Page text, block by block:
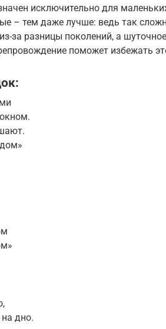
исключительно для
– тем даже лучше: ведь так
за разницы поколений, а
поможет избежать
дно.